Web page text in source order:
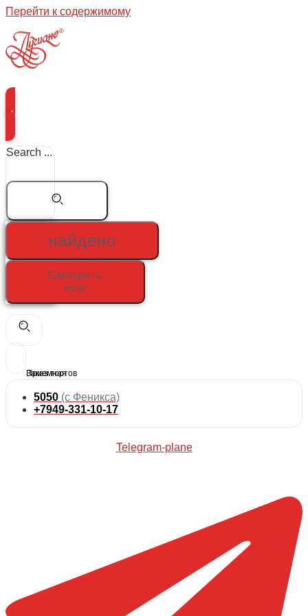
Перейти к содержимому
Меню
Search ...
найдено
Смотреть
еще
5050 (с Феникса)
+7949-331-10-17
Telegram-plane